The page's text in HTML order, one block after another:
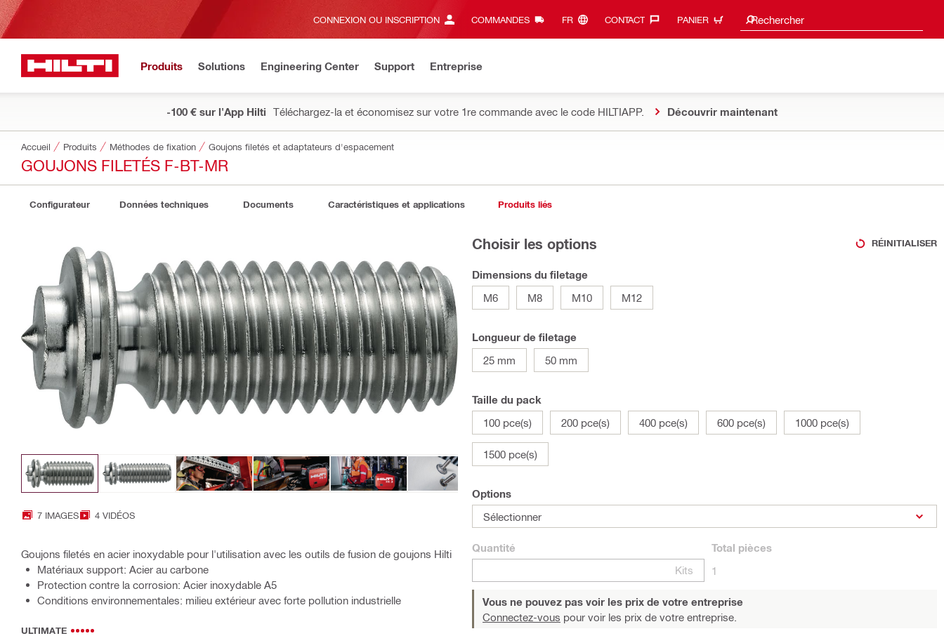
CONNEXION OU INSCRIPTION COMMANDES FR‎ CONTACT‎ PANIER Rechercher
Suggestions de recherche
Produits Solutions Engineering Center Support Entreprise
-100 € sur l'App Hilti Téléchargez-la et économisez sur votre 1re commande avec le code HILTIAPP. Découvrir maintenant
Accueil Produits Méthodes de fixation Goujons filetés et adaptateurs d'espacement
GOUJONS FILETÉS F-BT-MR
Configurateur Données techniques Documents Caractéristiques et applications Produits liés
7 IMAGES 4 VIDÉOS
Goujons filetés en acier inoxydable pour l'utilisation avec les outils de fusion de goujons Hilti
Matériaux support: Acier au carbone
Protection contre la corrosion: Acier inoxydable A5
Conditions environnementales: milieu extérieur avec forte pollution industrielle
ULTIMATE
Choisir les options RÉINITIALISER
Dimensions du filetage
M6
M8 M10 M12
Longueur de filetage
25 mm
50 mm
Taille du pack
100 pce(s)
200 pce(s) 400 pce(s) 600 pce(s) 1000 pce(s)
1500 pce(s)
Options
Sélectionner
Quantité
Kits
Total pièces
1
Vous ne pouvez pas voir les prix de votre entreprise
Connectez-vous pour voir les prix de votre entreprise.